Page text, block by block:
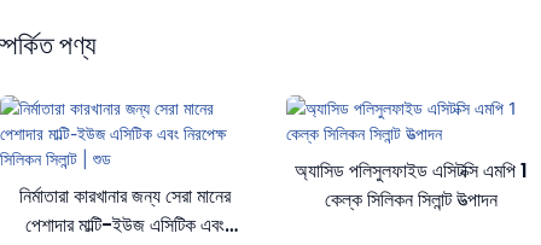
পণ্য
নির্মাতারা কারখানার জন্য সেরা মানের
পেশাদার মাল্টি-ইউজ এসিটিক এবং
অ্যাসিড পলিসুলফাইড এসিটক্সি এমপি 1
কেল্ক সিলিকন সিলান্ট উত্পাদন